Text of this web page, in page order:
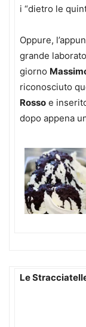
i “dietro le
Oppure,
grande
giorno
riconosciuto
Rosso e
dopo appena
Le